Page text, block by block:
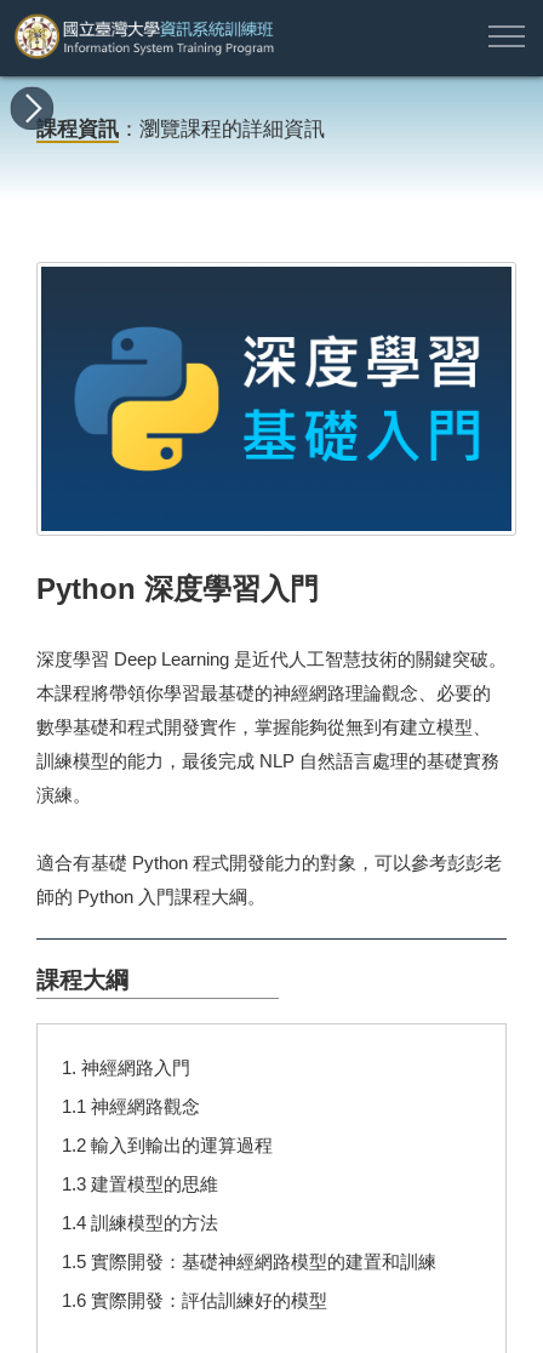
所
有
課
新
消
程
地
資
簡
業
名
名
資
於
本
願
專
註
入
課程資訊 ：瀏覽課程的詳細資訊
Python 深度學習入門
深度學習 Deep Learning 是近代人工智慧技術的關鍵突破。
本課程將帶領你學習最基礎的神經網路理論觀念、必要的
數學基礎和程式開發實作，掌握能夠從無到有建立模型、
訓練模型的能力，最後完成 NLP 自然語言處理的基礎實務
演練。
適合有基礎 Python 程式開發能力的對象，可以參考彭彭老
師的 Python 入門課程大綱。
課程大綱
1. 神經網路入門
1.1 神經網路觀念
1.2 輸入到輸出的運算過程
1.3 建置模型的思維
1.4 訓練模型的方法
1.5 實際開發：基礎神經網路模型的建置和訓練
1.6 實際開發：評估訓練好的模型